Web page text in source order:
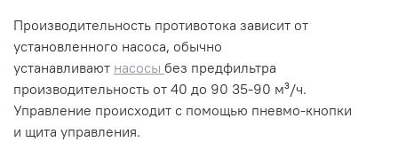
Производительность противотока зависит от
установленного насоса, обычно
устанавливают насосы без предфильтра
производительность от 40 до 90 35-90 м³/ч.
Управление происходит с помощью пневмо-кнопки
и щита управления.